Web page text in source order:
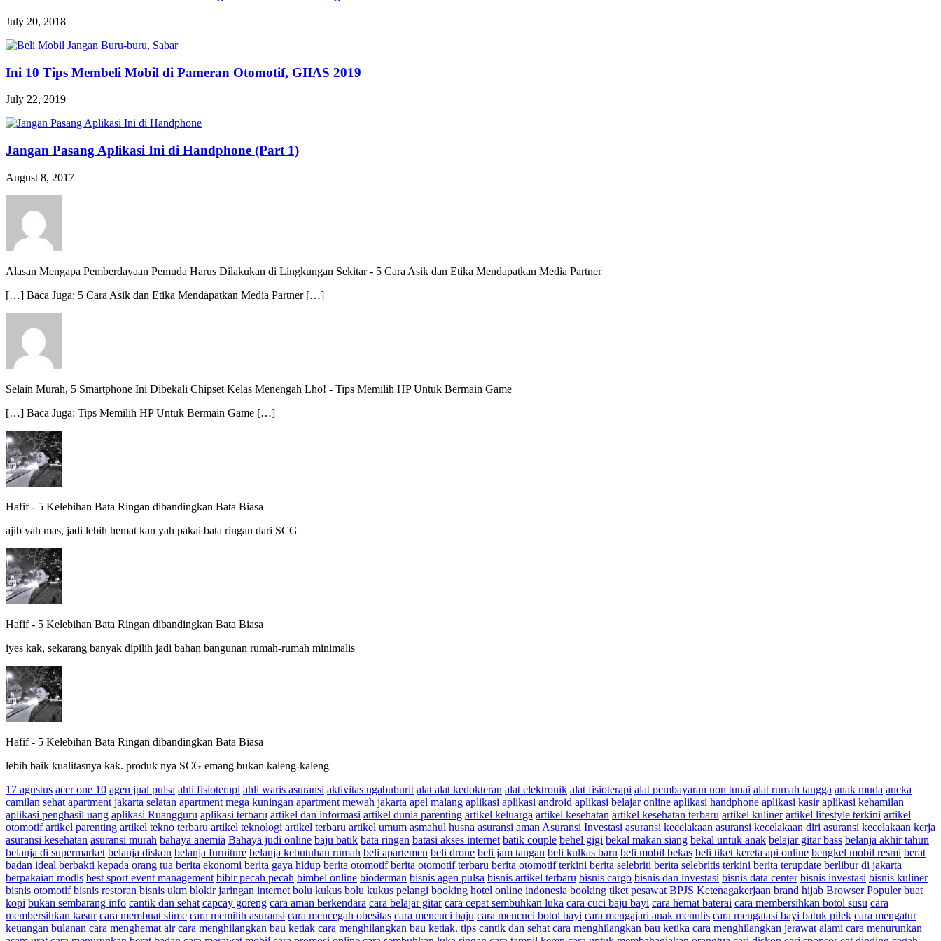
July 20, 2018
Ini 10 Tips Membeli Mobil di Pameran Otomotif, GIIAS 2019
July 22, 2019
Jangan Pasang Aplikasi Ini di Handphone (Part 1)
August 8, 2017
Alasan Mengapa Pemberdayaan Pemuda Harus Dilakukan di Lingkungan Sekitar- 5 Cara Asik dan Etika Mendapatkan Media Partner
[…] Baca Juga: 5 Cara Asik dan Etika Mendapatkan Media Partner […]
Selain Murah, 5 Smartphone Ini Dibekali Chipset Kelas Menengah Lho! - Tips Memilih HP Untuk Bermain Game
[…] Baca Juga: Tips Memilih HP Untuk Bermain Game […]
Hafif- 5 Kelebihan Bata Ringan dibandingkan Bata Biasa
ajib yah mas, jadi lebih hemat kan yah pakai bata ringan dari SCG
Hafif- 5 Kelebihan Bata Ringan dibandingkan Bata Biasa
iyes kak, sekarang banyak dipilih jadi bahan bangunan rumah-rumah minimalis
Hafif- 5 Kelebihan Bata Ringan dibandingkan Bata Biasa
lebih baik kualitasnya kak. produk nya SCG emang bukan kaleng-kaleng
17 agustus acer one 10 agen jual pulsa ahli fisioterapi ahli waris asuransi aktivitas ngabuburit alat alat kedokteran alat elektronik alat fisioterapi alat pembayaran non tunai alat rumah tangga anak muda aneka
camilan sehat apartment jakarta selatan apartment mega kuningan apartment mewah jakarta apel malang aplikasi aplikasi android aplikasi belajar online aplikasi handphone aplikasi kasir aplikasi kehamilan
aplikasi penghasil uang aplikasi Ruangguru aplikasi terbaru artikel dan informasi artikel dunia parenting artikel keluarga artikel kesehatan artikel kesehatan terbaru artikel kuliner artikel lifestyle terkini artikel
otomotif artikel parenting artikel tekno terbaru artikel teknologi artikel terbaru artikel umum asmahul husna asuransi aman Asuransi Investasi asuransi kecelakaan asuransi kecelakaan diri asuransi kecelakaan kerja
asuransi kesehatan asuransi murah bahaya anemia Bahaya judi online baju batik bata ringan batasi akses internet batik couple behel gigi bekal makan siang bekal untuk anak belajar gitar bass belanja akhir tahun
belanja di supermarket belanja diskon belanja furniture belanja kebutuhan rumah beli apartemen beli drone beli jam tangan beli kulkas baru beli mobil bekas beli tiket kereta api online bengkel mobil resmi berat
badan ideal berbakti kepada orang tua berita ekonomi berita gaya hidup berita otomotif berita otomotif terbaru berita otomotif terkini berita selebriti berita selebritis terkini berita terupdate berlibur di jakarta
berpakaian modis best sport event management bibir pecah pecah bimbel online bioderman bisnis agen pulsa bisnis artikel terbaru bisnis cargo bisnis dan investasi bisnis data center bisnis investasi bisnis kuliner
bisnis otomotif bisnis restoran bisnis ukm blokir jaringan internet bolu kukus bolu kukus pelangi booking hotel online indonesia booking tiket pesawat BPJS Ketenagakerjaan brand hijab Browser Populer buat
kopi bukan sembarang info cantik dan sehat capcay goreng cara aman berkendara cara belajar gitar cara cepat sembuhkan luka cara cuci baju bayi cara hemat baterai cara membersihkan botol susu cara
membersihkan kasur cara membuat slime cara memilih asuransi cara mencegah obesitas cara mencuci baju cara mencuci botol bayi cara mengajari anak menulis cara mengatasi bayi batuk pilek cara mengatur
keuangan bulanan cara menghemat air cara menghilangkan bau ketiak cara menghilangkan bau ketiak. tips cantik dan sehat cara menghilangkan bau ketika cara menghilangkan jerawat alami cara menurunkan